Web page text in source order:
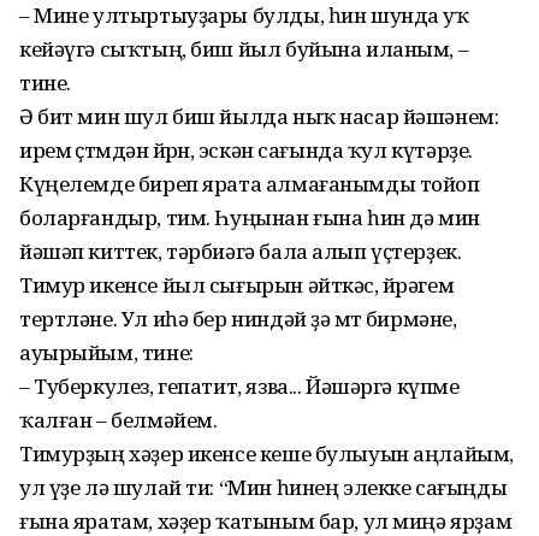
– Мине ултыртыуҙары булды, һин шунда уҡ
кейәүгә сыҡтың, биш йыл буйына иланым, –
тине.
Ә бит мин шул биш йылда ныҡ насар йәшәнем:
ирем өҫтөмдән йөрөнө, эскән сағында ҡул күтәрҙе.
Күңелемде биреп ярата алмағанымды тойоп
боларғандыр, тим. Һуңынан ғына һин дә мин
йәшәп киттек, тәрбиәгә бала алып үҫтерҙек.
Тимур икенсе йыл сығырын әйткәс, йөрәгем
тертләне. Ул иһә бер ниндәй ҙә өмөт бирмәне,
ауырыйым, тине:
– Туберкулез, гепатит, язва... Йәшәргә күпме
ҡалған – белмәйем.
Тимурҙың хәҙер икенсе кеше булыуын аңлайым,
ул үҙе лә шулай ти: “Мин һинең элекке сағыңды
ғына яратам, хәҙер ҡа­тыным бар, ул миңә ярҙам